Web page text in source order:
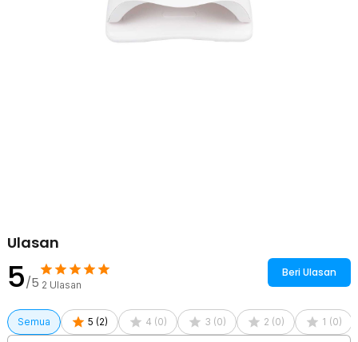
ditampilkan jelas di layar LCD sehingga Anda bisa mengontrol
proses pengeringan dengan mudah.
Ulasan
5/5 2 Ulasan
Beri Ulasan
Semua 5 (2) 4 (0) 3 (0) 2 (0) 1 (0)